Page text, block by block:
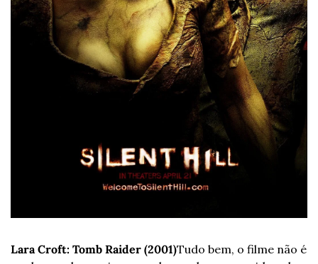
Lara Croft: Tomb Raider (2001)Tudo bem, o filme não é